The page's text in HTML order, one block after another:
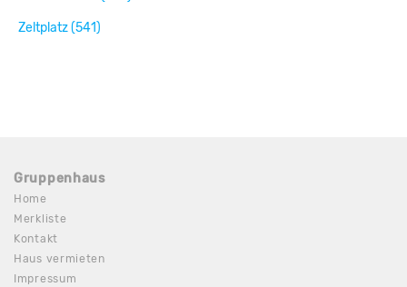
Zeltplatz (541)
Gruppenhaus
Home
Merkliste
Kontakt
Haus vermieten
Impressum